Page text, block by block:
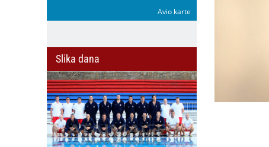
Avio karte
Slika dana